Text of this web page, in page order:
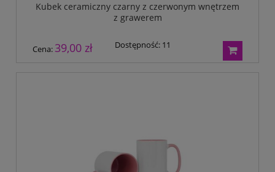
Kubek ceramiczny czarny z czerwonym wnętrzem
z grawerem
Cena: 39,00 zł Dostępność: 11